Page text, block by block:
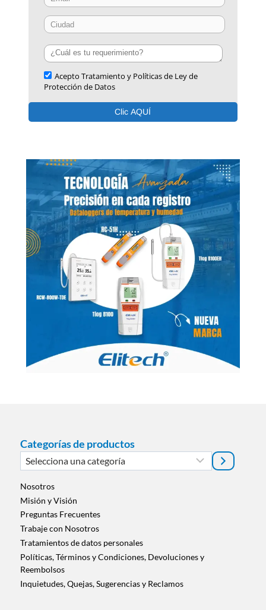
Categorías de productos
Selecciona
una
categoría
Nosotros
Misión y Visión
Preguntas Frecuentes
Trabaje con Nosotros
Tratamientos de datos personales
Políticas, Términos y Condiciones, Devoluciones y
Reembolsos
Inquietudes, Quejas, Sugerencias y Reclamos